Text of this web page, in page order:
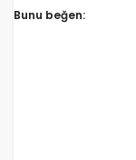
Bunu beğen: